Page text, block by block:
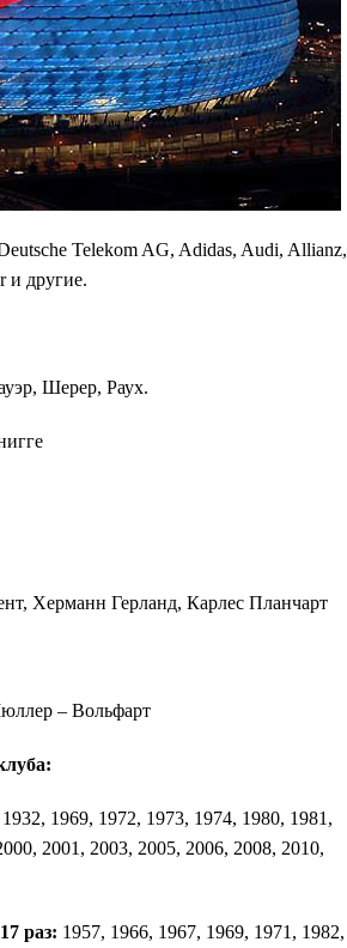
Telekom AG, Adidas, Audi, Allianz,
и другие.
Шерер, Раух.
Херманн Герланд, Карлес Планчарт
– Вольфарт
1932, 1969, 1972, 1973, 1974, 1980, 1981,
2001, 2003, 2005, 2006, 2008, 2010,
раз: 1957, 1966, 1967, 1969, 1971, 1982,